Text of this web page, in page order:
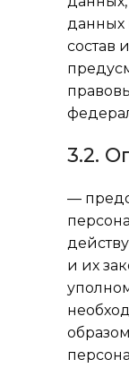
данных
состав
3.2.
—
и их